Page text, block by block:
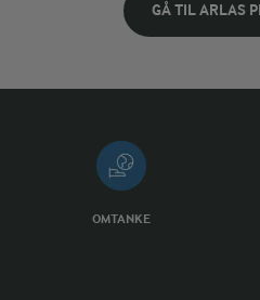
GÅ TIL ARLAS
OMTANKE